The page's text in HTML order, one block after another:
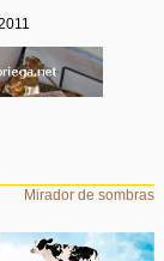
Mirador de sombras